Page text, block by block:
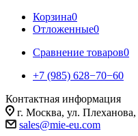
Корзина0
Отложенные0
Сравнение товаров0
+7 (985) 628−70−60
Контактная информация
г. Москва, ул. Плеханова,
sales@mie-eu.com